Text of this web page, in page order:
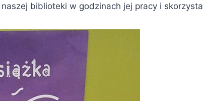
biblioteki w godzinach jej pracy i